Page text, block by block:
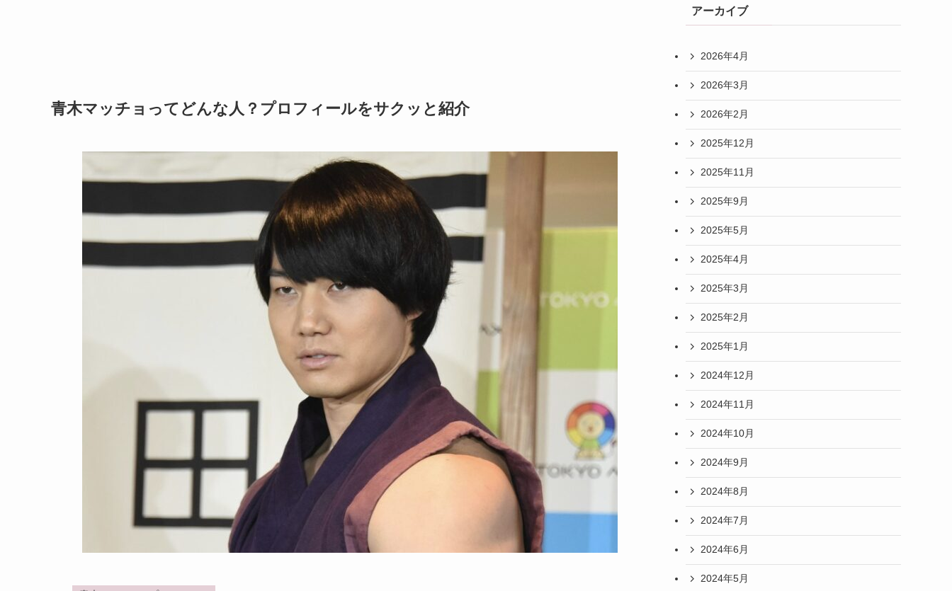
青木マッチョってどんな人？プロフィールをサクッと紹介
アーカイブ
2026年4月
2026年3月
2026年2月
2025年12月
2025年11月
2025年9月
2025年5月
2025年4月
2025年3月
2025年2月
2025年1月
2024年12月
2024年11月
2024年10月
2024年9月
2024年8月
2024年7月
2024年6月
2024年5月